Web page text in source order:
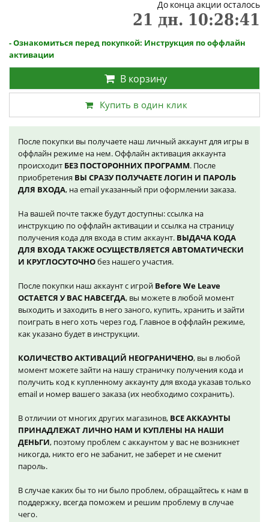
До конца акции осталось
21 дн. 10:28:41
- Ознакомиться перед покупкой: Инструкция по оффлайн
активации
В корзину
Купить в один клик
После покупки вы получаете наш личный аккаунт для игры в
оффлайн режиме на нем. Оффлайн активация аккаунта
происходит БЕЗ ПОСТОРОННИХ ПРОГРАММ. После
приобретения ВЫ СРАЗУ ПОЛУЧАЕТЕ ЛОГИН И ПАРОЛЬ
ДЛЯ ВХОДА, на email указанный при оформлении заказа.
На вашей почте также будут доступны: ссылка на
инструкцию по оффлайн активации и ссылка на страницу
получения кода для входа в стим аккаунт. ВЫДАЧА КОДА
ДЛЯ ВХОДА ТАКЖЕ ОСУЩЕСТВЛЯЕТСЯ АВТОМАТИЧЕСКИ
И КРУГЛОСУТОЧНОбез нашего участия.
После покупки наш аккаунт с игрой Before We Leave
ОСТАЕТСЯ У ВАС НАВСЕГДА, вы можете в любой момент
выходить и заходить в него заного, купить, хранить и зайти
поиграть в него хоть через год. Главное в оффлайн режиме,
как указано будет в инструкции.
КОЛИЧЕСТВО АКТИВАЦИЙ НЕОГРАНИЧЕНО, вы в любой
момент можете зайти на нашу страничку получения кода и
получить код к купленному аккаунту для входа указав только
email и номер вашего заказа (их необходимо сохранить).
В отличии от многих других магазинов, ВСЕ АККАУНТЫ
ПРИНАДЛЕЖАТ ЛИЧНО НАМ И КУПЛЕНЫ НА НАШИ
ДЕНЬГИ, поэтому проблем с аккаунтом у вас не возникнет
никогда, никто его не забанит, не заберет и не сменит
пароль.
В случае каких бы то ни было проблем, обращайтесь к нам в
поддержку, всегда поможем и решим проблему в случае
чего.